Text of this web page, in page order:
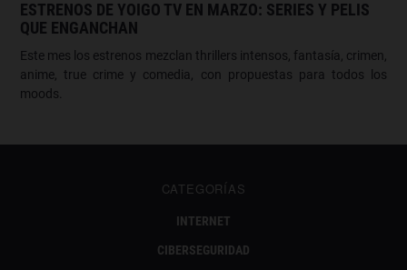
ESTRENOS DE YOIGO TV EN MARZO: SERIES Y PELIS
QUE ENGANCHAN
Este mes los estrenos mezclan thrillers intensos, fantasía, crimen,
anime, true crime y comedia, con propuestas para todos los
moods.
CATEGORÍAS
INTERNET
CIBERSEGURIDAD